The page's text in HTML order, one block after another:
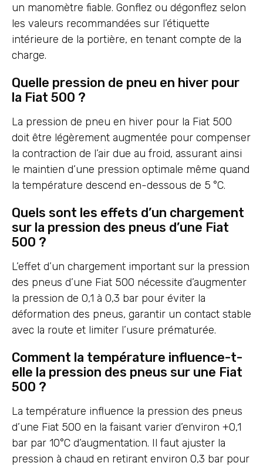
un manomètre fiable. Gonflez ou dégonflez selon
les valeurs recommandées sur l’étiquette
intérieure de la portière, en tenant compte de la
charge.
Quelle pression de pneu en hiver pour
la Fiat 500 ?
La pression de pneu en hiver pour la Fiat 500
doit être légèrement augmentée pour compenser
la contraction de l’air due au froid, assurant ainsi
le maintien d’une pression optimale même quand
la température descend en-dessous de 5 °C.
Quels sont les effets d’un chargement
sur la pression des pneus d’une Fiat
500 ?
L’effet d’un chargement important sur la pression
des pneus d’une Fiat 500 nécessite d’augmenter
la pression de 0,1 à 0,3 bar pour éviter la
déformation des pneus, garantir un contact stable
avec la route et limiter l’usure prématurée.
Comment la température influence-t-
elle la pression des pneus sur une Fiat
500 ?
La température influence la pression des pneus
d’une Fiat 500 en la faisant varier d’environ +0,1
bar par 10°C d’augmentation. Il faut ajuster la
pression à chaud en retirant environ 0,3 bar pour